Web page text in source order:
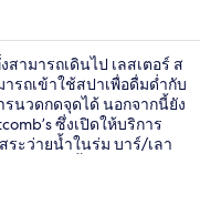
ามารถเดินไป เลสเตอร์ ส
รถเข้าใช้สปาเพื่อดื่มด่ำกับ
นวดกดจุดได้ นอกจากนี้ยัง
ซึ่งเปิดให้บริการ
ระว่ายน้ำในร่ม บาร์/เลา
งเมือง ที่พักนี้อยู่ใกล้
ดินพิคคาเดลลี เซอร์คัส